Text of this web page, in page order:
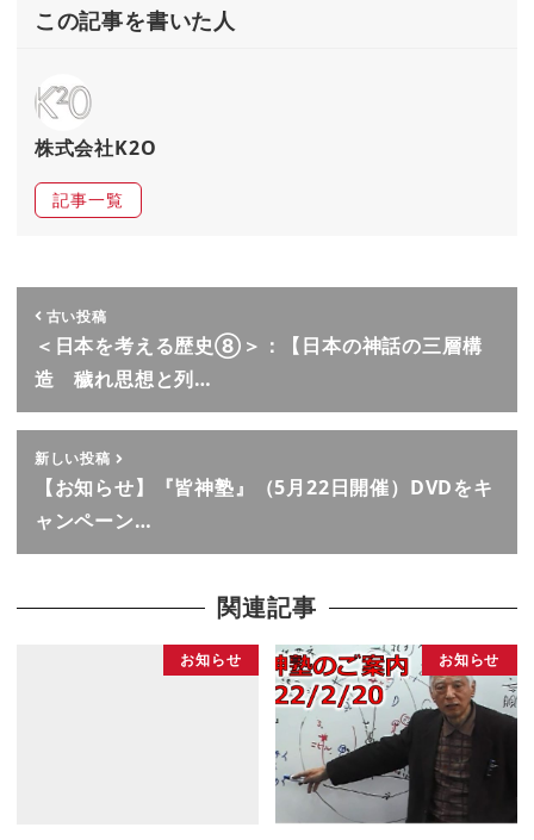
この記事を書いた人
株式会社K2O
記事一覧
古い投稿
＜日本を考える歴史➇＞：【日本の神話の三層構
造 穢れ思想と列…
新しい投稿
【お知らせ】『皆神塾』（5月22日開催）DVDをキ
ャンペーン…
関連記事
お知らせ お知らせ